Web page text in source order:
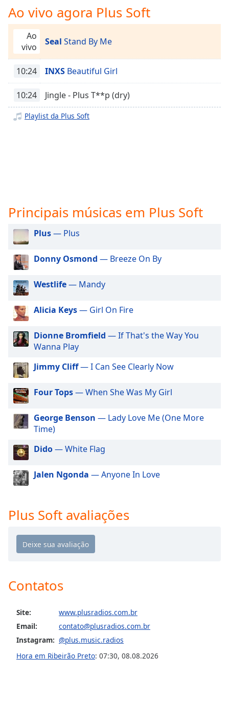
opens
subtitles
settings
dialog
subtitles
off,
selected
Audio
Picture-
Beginning
window.
Escape
cancel
and
close
window.
Text
Color
Opacity
Background
Color
Opacity
Caption
Background
Color
Opacity
Font
Edge
Ao vivo agora Plus Soft
Ao
vivo
Seal Stand By Me
10:24 INXS Beautiful Girl
10:24 Jingle - Plus T**p (dry)
Playlist da Plus Soft
Principais músicas em Plus Soft
Plus— Plus
Donny Osmond — Breeze On By
Westlife— Mandy
Alicia Keys— Girl On Fire
Dionne Bromfield — If That's the Way You
Wanna Play
Jimmy Cliff— I Can See Clearly Now
Four Tops— When She Was My Girl
George Benson — Lady Love Me (One More
Time)
Dido— White Flag
Jalen Ngonda — Anyone In Love
Plus Soft avaliações
Contatos
Site:
www.plusradios.com.br
Email:
contato@plusradios.com.br
Instagram: @plus.music.radios
Hora em Ribeirão Preto: 07:30, 08.08.2026